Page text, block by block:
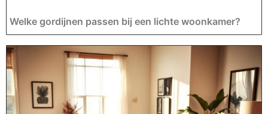
Welke gordijnen passen bij een lichte woonkamer?